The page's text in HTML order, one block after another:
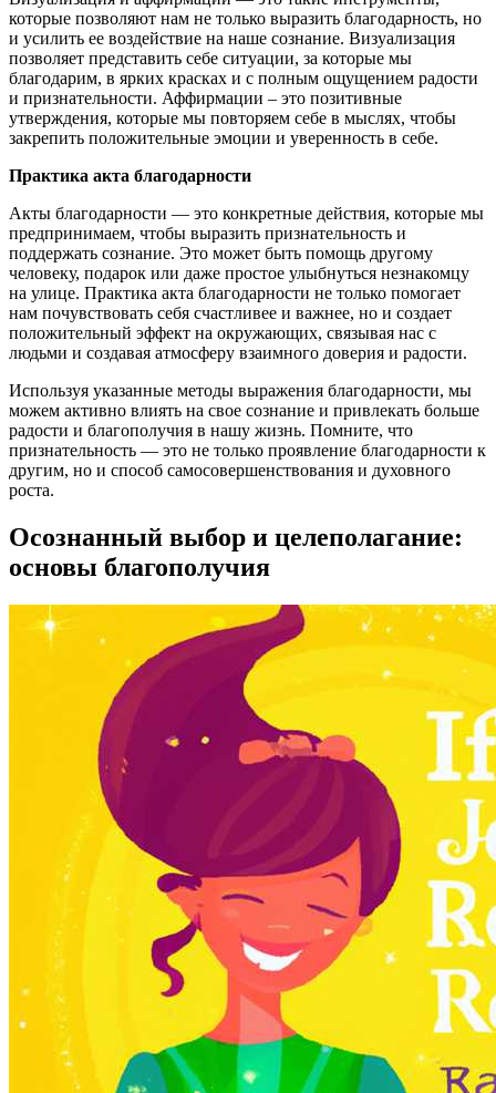
которые позволяют нам не только выразить благодарность, но
и усилить ее воздействие на наше сознание. Визуализация
позволяет представить себе ситуации, за которые мы
благодарим, в ярких красках и с полным ощущением радости
и признательности. Аффирмации – это позитивные
утверждения, которые мы повторяем себе в мыслях, чтобы
закрепить положительные эмоции и уверенность в себе.
Практика акта благодарности
Акты благодарности — это конкретные действия, которые мы
предпринимаем, чтобы выразить признательность и
поддержать сознание. Это может быть помощь другому
человеку, подарок или даже простое улыбнуться незнакомцу
на улице. Практика акта благодарности не только помогает
нам почувствовать себя счастливее и важнее, но и создает
положительный эффект на окружающих, связывая нас с
людьми и создавая атмосферу взаимного доверия и радости.
Используя указанные методы выражения благодарности, мы
можем активно влиять на свое сознание и привлекать больше
радости и благополучия в нашу жизнь. Помните, что
признательность — это не только проявление благодарности к
другим, но и способ самосовершенствования и духовного
роста.
Осознанный выбор и целеполагание:
основы благополучия